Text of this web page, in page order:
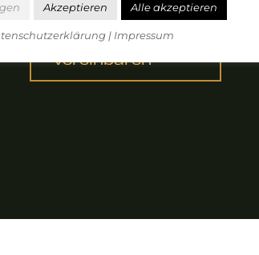
Probetraining
vereinbaren
Akzeptieren Alle akzeptieren
| Impressum